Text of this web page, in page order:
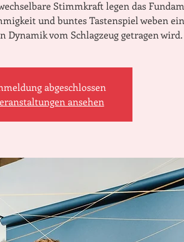
Stimmkraft legen das
und buntes Tastenspiel weben
Dynamik vom Schlagzeug getragen wird.
abgeschlossen
ansehen